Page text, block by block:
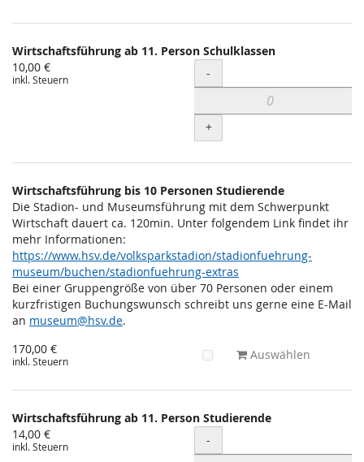
Wirtschaftsführung ab 11. Person Schulklassen
10,00 €
inkl. Steuern Menge
-
+
Wirtschaftsführung bis 10 Personen Studierende
Die Stadion- und Museumsführung mit dem Schwerpunkt
Wirtschaft dauert ca. 120min. Unter folgendem Link findet ihr
mehr Informationen:
https://www.hsv.de/volksparkstadion/stadionfuehrung-
museum/buchen/stadionfuehrung-extras
Bei einer Gruppengröße von über 70 Personen oder einem
kurzfristigen Buchungswunsch schreibt uns gerne eine E-Mail
an museum@hsv.de.
170,00 €
inkl. Steuern Auswählen
Wirtschaftsführung ab 11. Person Studierende
14,00 €
inkl. Steuern Menge
-